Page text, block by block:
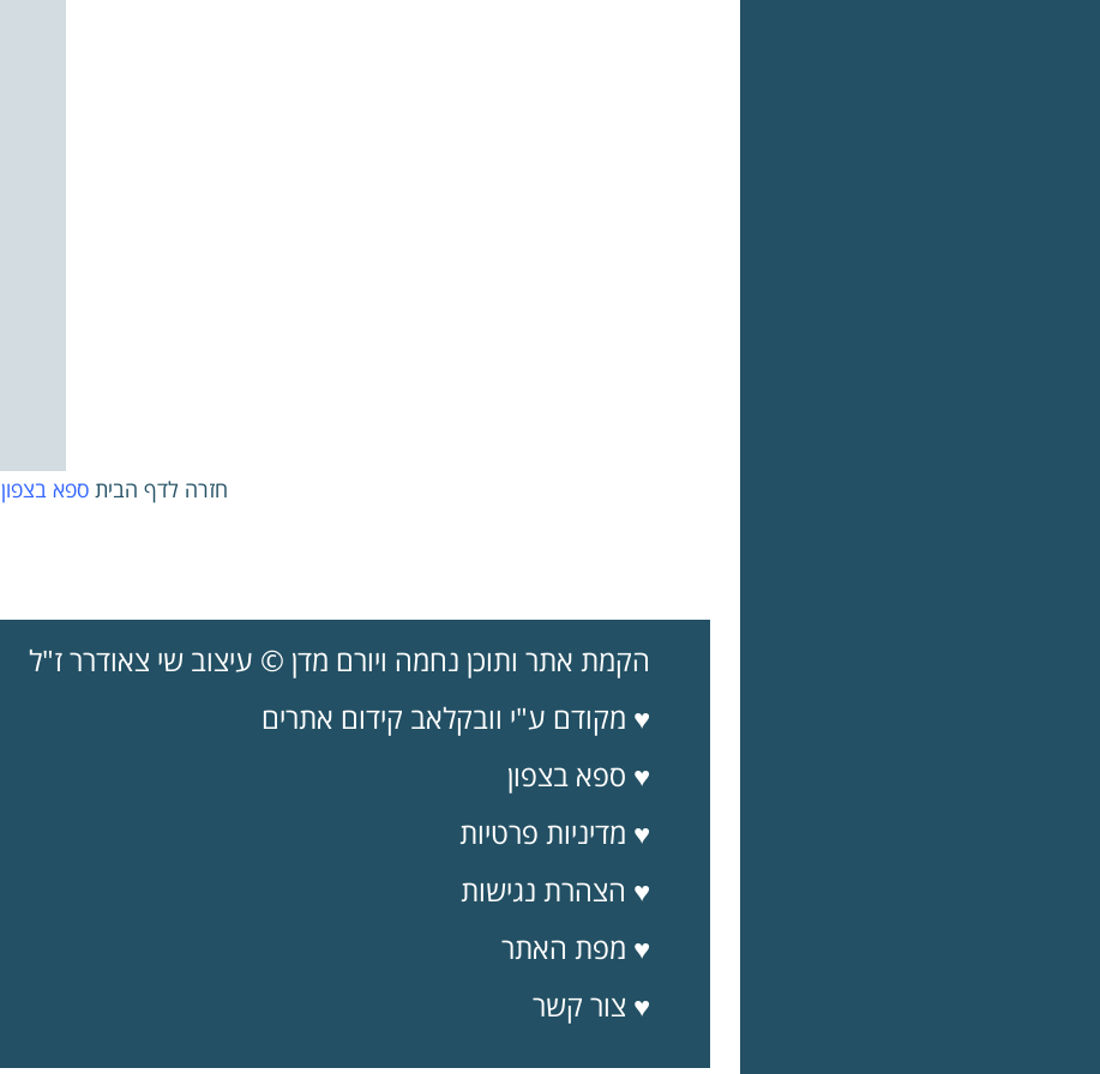
חזרה לדף הבית ספא בצפון
הקמת אתר ותוכן נחמה ויורם מדן © עיצוב שי צאודרר ז"ל
♥ מקודם ע"י וובקלאב קידום אתרים
♥ ספא בצפון
♥ מדיניות פרטיות
♥ הצהרת נגישות
♥ מפת האתר
♥ צור קשר